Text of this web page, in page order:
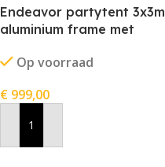
Endeavor partytent 3x3m
aluminium frame met
Op voorraad
€ 999,00
In Winkelwagen